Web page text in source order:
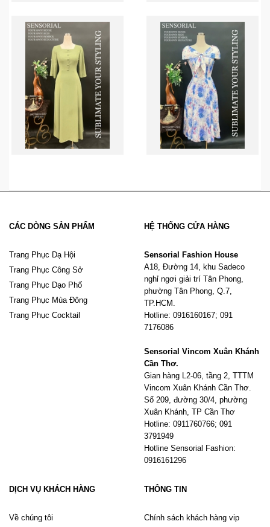
CÁC DÒNG SẢN PHẨM
Trang Phục Dạ Hội
Trang Phục Công Sở
Trang Phục Dạo Phố
Trang Phục Mùa Đông
Trang Phục Cocktail
HỆ THỐNG CỬA HÀNG
Sensorial Fashion House
A18, Đường 14, khu Sadeco
nghỉ ngơi giải trí Tân Phong,
phường Tân Phong, Q.7,
TP.HCM.
Hotline: 0916160167; 091
7176086
Sensorial Vincom Xuân Khánh
Cần Thơ.
Gian hàng L2-06, tầng 2, TTTM
Vincom Xuân Khánh Cần Thơ.
Số 209, đường 30/4, phường
Xuân Khánh, TP Cần Thơ
Hotline: 0911760766; 091
3791949
Hotline Sensorial Fashion:
0916161296
DỊCH VỤ KHÁCH HÀNG
Về chúng tôi
THÔNG TIN
Chính sách khách hàng vip